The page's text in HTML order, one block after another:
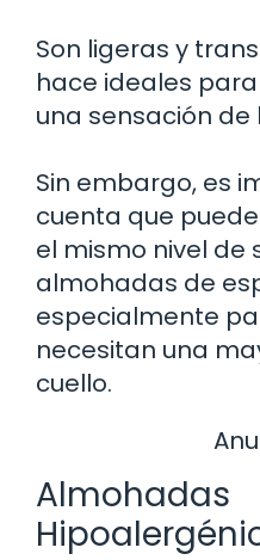
Son ligeras y
hace ideales
una sensación de
Sin embargo, es
cuenta que
el mismo nivel de
almohadas de
especialmente
necesitan una
cuello.
Almohadas